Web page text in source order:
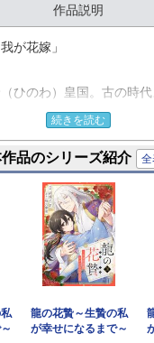
作品説明
が花嫁」
ひのわ）皇国。古の時
は、 変わらぬ守護を祈
なよめ』として差し出
るが、 当てられた字は花
、虐げられ続けてきた千
この辛い生から逃れられ
大切にする」と抱き締め
愛されて花開く──和風ロ
続きを読む
品のシリーズ紹介 全
龍の花贄～生贄の私
が幸せになるまで～